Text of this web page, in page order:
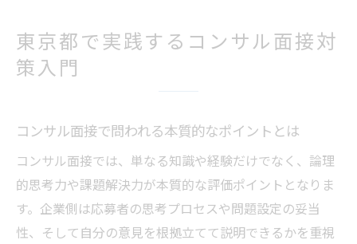
コンサル面接で詰められる場面の乗り越え
方
術
論理的思考力と自己分析を強化する方法
コンサル面接で魅力を伝える話し方の工夫
東京都で実践するコンサル面接対
策入門
コンサル面接で問われる本質的なポイントとは
コンサル面接では、単なる知識や経験だけでなく、論理
的思考力や課題解決力が本質的な評価ポイントとなりま
す。企業側は応募者の思考プロセスや問題設定の妥当
性、そして自分の意見を根拠立てて説明できるかを重視